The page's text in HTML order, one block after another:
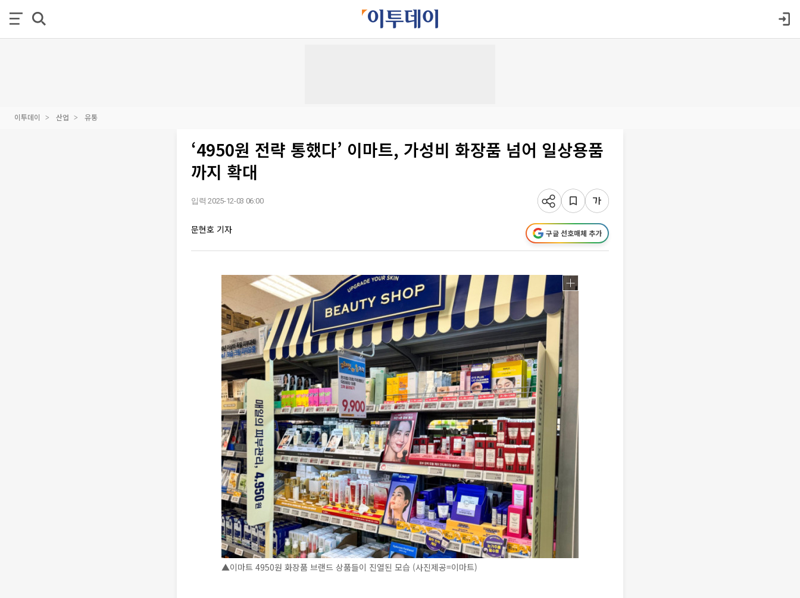
이투데이 산업 유통
‘4950원 전략 통했다’ 이마트, 가성비 화장품 넘어 일상용품
까지 확대
입력 2025-12-03 06:00
문현호 기자 구글 선호매체 추가
▲이마트 4950원 화장품 브랜드 상품들이 진열된 모습 (사진제공=이마트)